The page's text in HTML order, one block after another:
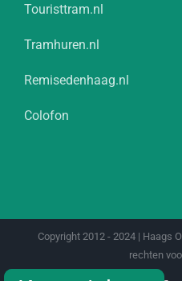
Touristtram.nl
Tramhuren.nl
Remisedenhaag.nl
Colofon
Copyright 2012 - 2024 | Haags
rechten